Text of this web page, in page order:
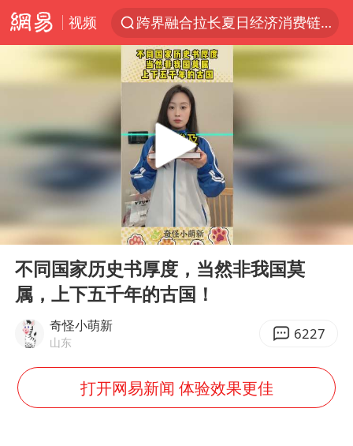
视频
跨界融合拉长夏日经济消费链条
拜登前列腺癌恶化
四川宜宾5.5级地震后余震为何不断
武契奇会见泽连斯基有何意图
2026年7月份居民消费价格同比上涨0.5%
“伊斯兰版北约”出现
以军士兵把枪口对准中国记者
白海豚在海上打了个结
Play
00:00 00:10
不同国家历史书厚度，当然非我国莫
属，上下五千年的古国！
奇怪小萌新
山东 6227
打开网易新闻 体验效果更佳